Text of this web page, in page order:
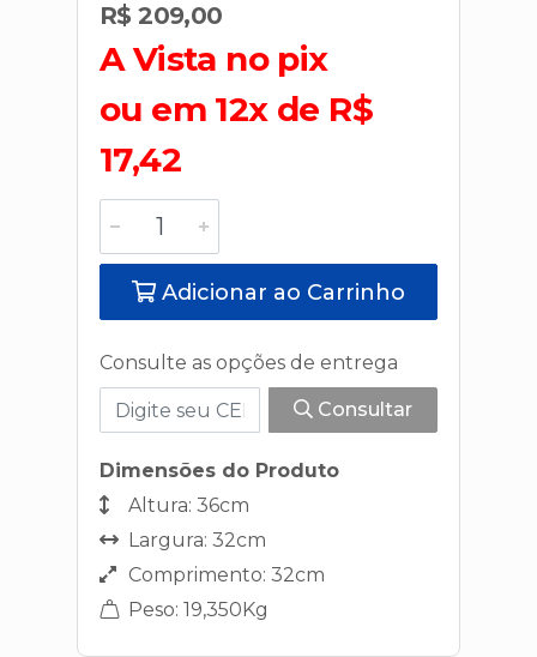
R$ 209,00
A Vista no pix
ou em 12x de R$
17,42
Adicionar ao Carrinho
Consulte as opções de entrega
Consultar
Dimensões do Produto
Altura: 36cm
Largura: 32cm
Comprimento: 32cm
Peso: 19,350Kg